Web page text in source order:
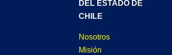
DEL ESTADO DE
CHILE
Nosotros
Misión